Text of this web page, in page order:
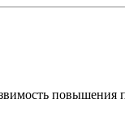
повышения